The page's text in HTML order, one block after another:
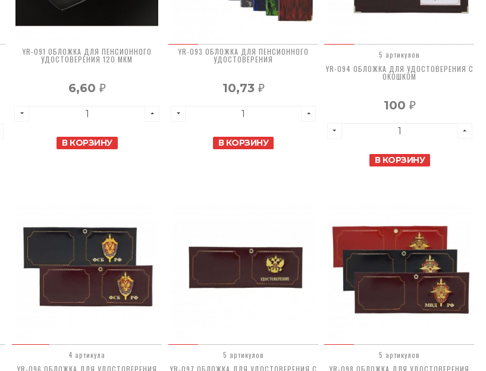
YR-091 ОБЛОЖКА ДЛЯ ПЕНСИОННОГО
УДОСТОВЕРЕНИЯ 120 МКМ
6,60 ₽
В КОРЗИНУ
YR-093 ОБЛОЖКА ДЛЯ ПЕНСИОННОГО
УДОСТОВЕРЕНИЯ
10,73 ₽
В КОРЗИНУ
5 артикулов
YR-094 ОБЛОЖКА ДЛЯ УДОСТОВЕРЕНИЯ С
ОКОШКОМ
100 ₽
В КОРЗИНУ
4 артикула
5 артикулов
5 артикулов